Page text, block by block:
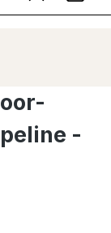
-